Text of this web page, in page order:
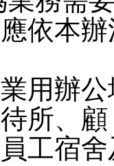
依本
用辦
所、顧
工宿